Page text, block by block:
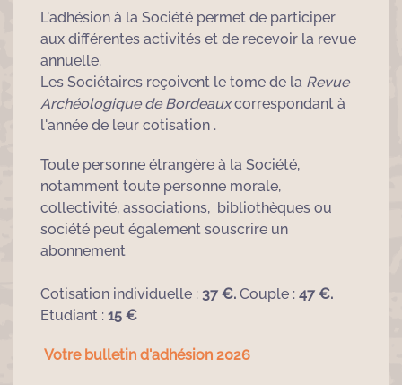
L'adhésion à la Société permet de participer
aux différentes activités et de recevoir la revue
annuelle.
Les Sociétaires reçoivent le tome de la Revue
Archéologique de Bordeauxcorrespondant à
l'année de leur cotisation .
Toute personne étrangère à la Société,
notamment toute personne morale,
collectivité, associations, bibliothèques ou
société peut également souscrire un
abonnement
Cotisation individuelle : 37 €. Couple : 47 €.
Etudiant : 15 €
Votre bulletin d'adhésion 2026